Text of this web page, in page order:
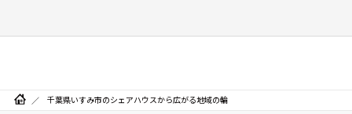
千葉県いすみ市のシェアハウスから広がる地域の輪